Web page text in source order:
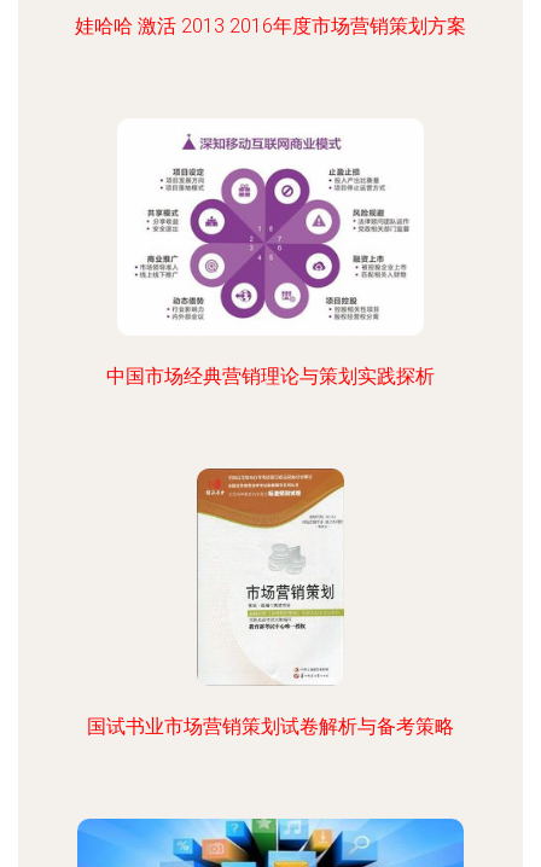
娃哈哈 激活 2013 2016年度市场营销策划方案
中国市场经典营销理论与策划实践探析
国试书业市场营销策划试卷解析与备考策略